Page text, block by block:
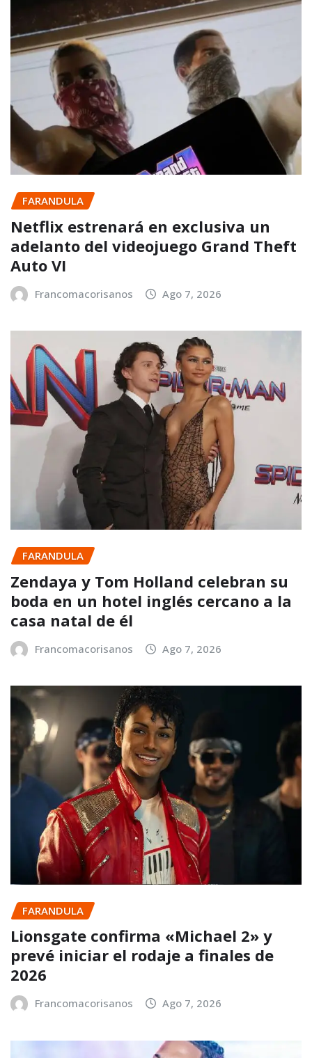
FARANDULA
Netflix estrenará en exclusiva un
adelanto del videojuego Grand Theft
Auto VI
Francomacorisanos Ago 7, 2026
FARANDULA
Zendaya y Tom Holland celebran su
boda en un hotel inglés cercano a la
casa natal de él
Francomacorisanos Ago 7, 2026
FARANDULA
Lionsgate confirma «Michael 2» y
prevé iniciar el rodaje a finales de
2026
Francomacorisanos Ago 7, 2026